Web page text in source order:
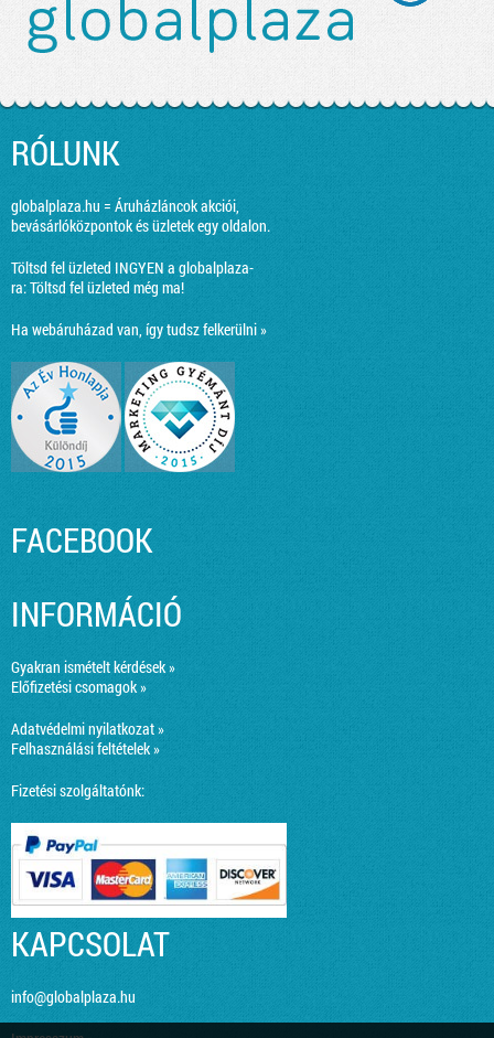
RÓLUNK
globalplaza.hu = Áruházláncok akciói,
bevásárlóközpontok és üzletek egy oldalon.
Töltsd fel üzleted INGYEN a globalplaza-
ra:Töltsd fel üzleted még ma!
Ha webáruházad van, így tudsz felkerülni »
FACEBOOK
INFORMÁCIÓ
Gyakran ismételt kérdések »
Előfizetési csomagok »
Adatvédelmi nyilatkozat »
Felhasználási feltételek »
Fizetési szolgáltatónk:
KAPCSOLAT
info@globalplaza.hu